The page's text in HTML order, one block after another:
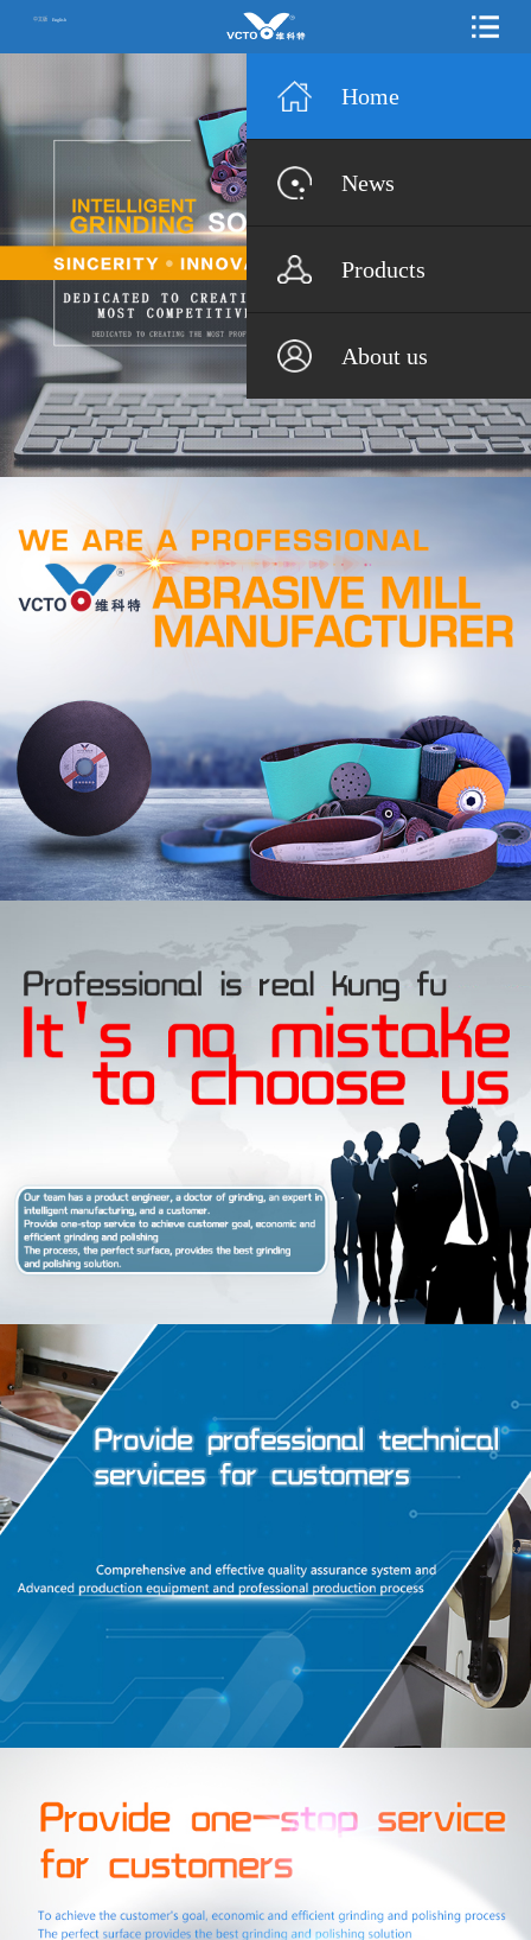
中文版 English
Home
News
Products
About us